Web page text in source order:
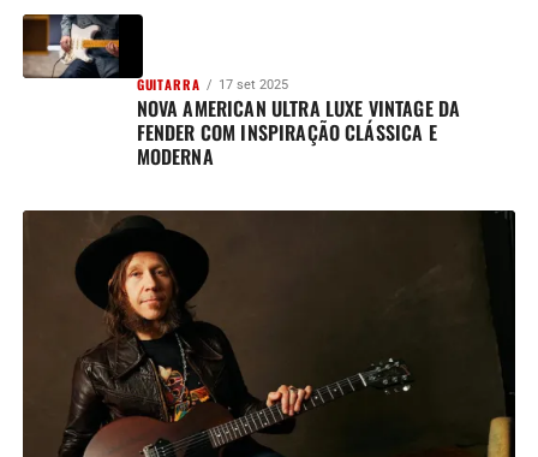
GUITARRA 17 set 2025
NOVA AMERICAN ULTRA LUXE VINTAGE DA
FENDER COM INSPIRAÇÃO CLÁSSICA E
MODERNA